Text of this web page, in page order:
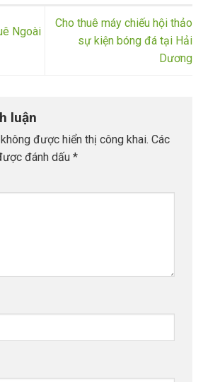
Ngoài
Cho thuê máy chiếu hội thảo
sự kiện bóng đá tại Hải
Dương
luận
được hiển thị công khai. Các
đánh dấu *